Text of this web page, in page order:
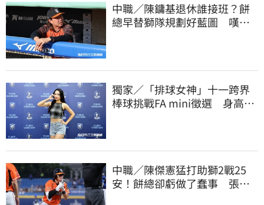
中職／陳鏞基退休誰接班？餅
總早替獅隊規劃好藍圖 嘆新
獨家／「排球女神」十一跨界
棒球挑戰FA mini徵選 身高
中職／陳傑憲猛打助獅2戰25
安！餅總卻虧做了蠢事 張翔